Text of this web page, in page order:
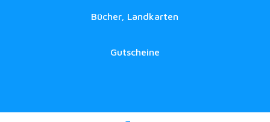
Bücher, Landkarten
Gutscheine